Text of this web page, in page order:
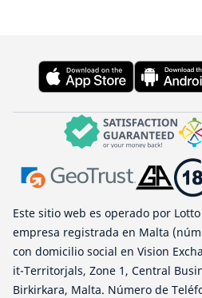
Este sitio web es operado por
empresa registrada en Malta
con domicilio social en Vision
it-Territorjals, Zone 1, Central
Birkirkara, Malta. Número de